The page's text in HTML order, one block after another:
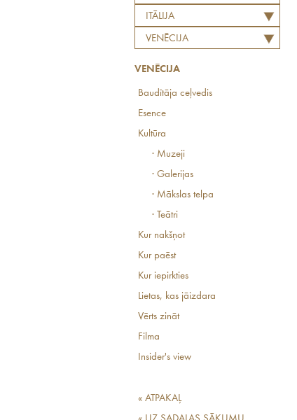
ITĀLIJA
VENĒCIJA
VENĒCIJA
Baudītāja ceļvedis
Esence
Kultūra
· Muzeji
· Galerijas
· Mākslas telpa
· Teātri
Kur nakšņot
Kur paēst
Kur iepirkties
Lietas, kas jāizdara
Vērts zināt
Filma
Insider's view
« ATPAKAĻ